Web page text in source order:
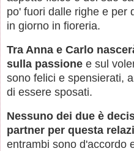
po' fuori dalle righe e per
in giorno in fioreria.
Tra Anna e Carlo
sulla passione e sul
sono felici e spensierati,
di essere sposati.
Nessuno dei due è
partner per questa
entrambi sono d'accordo